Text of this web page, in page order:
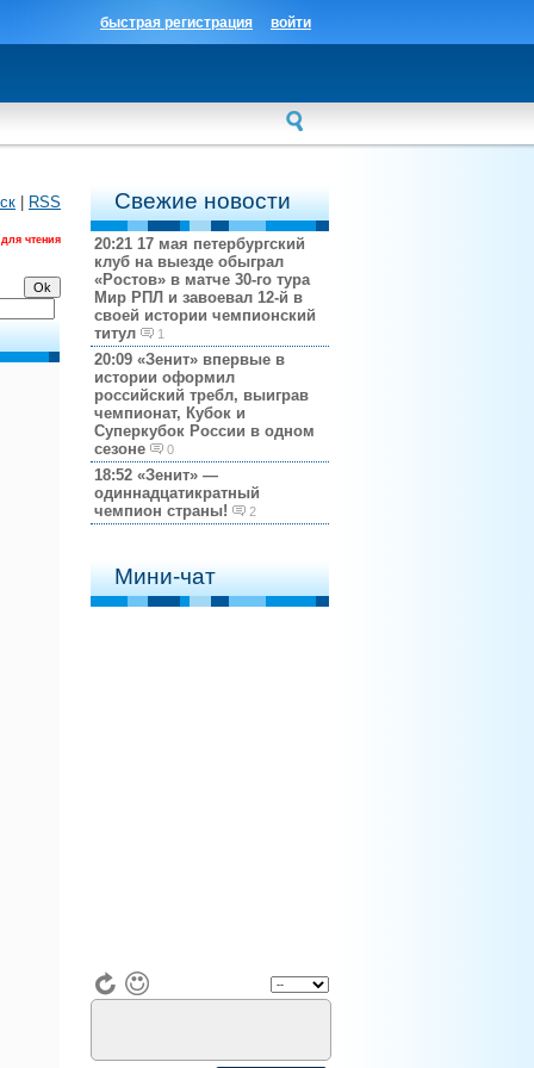
войти
быстрая регистрация
Свежие новости
20:21 17 мая петербургский
клуб на выезде обыграл
«Ростов» в матче 30-го тура
Мир РПЛ и завоевал 12-й в
своей истории чемпионский
титул
1
20:09 «Зенит» впервые в
истории оформил
российский требл, выиграв
чемпионат, Кубок и
Суперкубок России в одном
сезоне
0
18:52 «Зенит» —
одиннадцатикратный
чемпион страны!
2
Мини-чат
RSS
чтения